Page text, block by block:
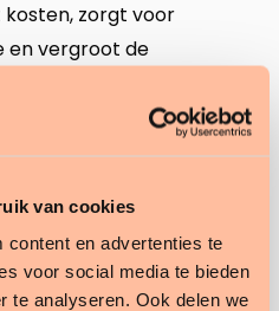
van cookies
content en advertenties te
voor social media te bieden
te analyseren. Ook delen we
zorgt voor
en vergroot de
transparantie en
bij risicobeheersing en
projectleiders,